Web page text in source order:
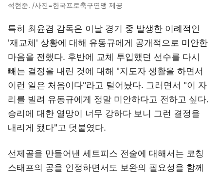
석현준. /사진=한국프로축구연맹 제공
특히 최윤겸 감독은 이날 경기 중 발생한 이례적인
'재교체' 상황에 대해 유동규에게 공개적으로 미안한
마음을 전했다. 후반에 교체 투입했던 선수를 다시
빼는 결정을 내린 것에 대해 "지도자 생활을 하면서
이런 일은 처음이다"라고 털어놨다. 그러면서 "이 자
리를 빌려 유동규에게 정말 미안하다고 전하고 싶다.
승리에 대한 열망이 너무 강하다 보니 그런 결정을
내리게 됐다"고 덧붙였다.
선제골을 만들어낸 세트피스 전술에 대해서는 코칭
스태프의 공을 인정하면서도 보완의 필요성을 함께